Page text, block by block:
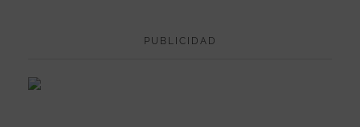
PUBLICIDAD